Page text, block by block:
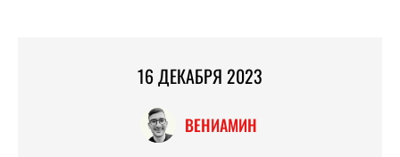
16 ДЕКАБРЯ 2023
ВЕНИАМИН